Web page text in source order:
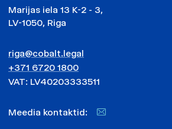
Marijas iela 13 K-2 - 3,
LV-1050, Riga
riga@cobalt.legal
+371 6720 1800
VAT: LV40203333511
Meedia kontaktid: